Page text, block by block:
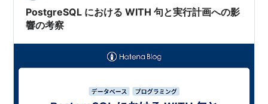
ーティーンの中に会社の仕事や介護などのスケジュ…
PostgreSQL における WITH 句と実行計画への影
響の考察